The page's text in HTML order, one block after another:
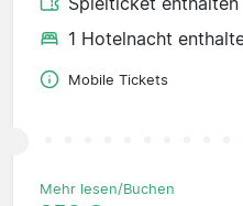
1 Hotelnacht
Mobile Tickets
Mehr lesen/Buchen